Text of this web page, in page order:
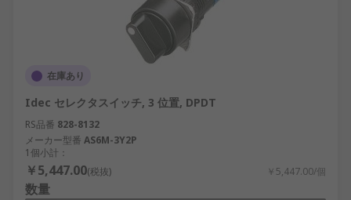
在庫あり
Idec セレクタスイッチ, 3 位置, DPDT
RS品番 828-8132
メーカー型番 AS6M-3Y2P
1個小計：
￥5,447.00(税抜) ￥5,447.00/個
数量